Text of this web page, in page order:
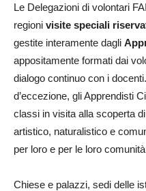
Le Delegazioni di volontari
regioni visite speciali
gestite interamente dagli
appositamente formati dai
dialogo continuo con i
d’eccezione, gli Apprendisti
classi in visita alla scoperta
artistico, naturalistico e
per loro e per le loro
Chiese e palazzi, sedi delle